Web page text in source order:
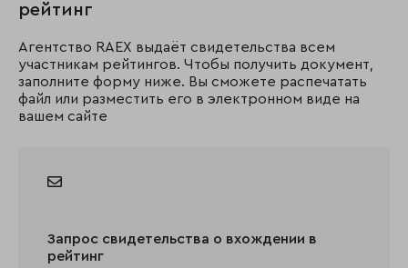
рейтинг
Агентство RAEX выдаёт свидетельства всем
участникам рейтингов. Чтобы получить документ,
заполните форму ниже. Вы сможете распечатать
файл или разместить его в электронном виде на
вашем сайте
Запрос свидетельства о вхождении в
рейтинг